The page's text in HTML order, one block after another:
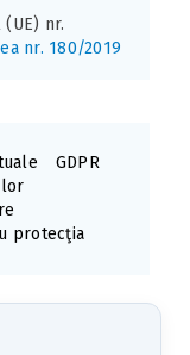
nr.
nr. 180/2019
GDPR
protecţia